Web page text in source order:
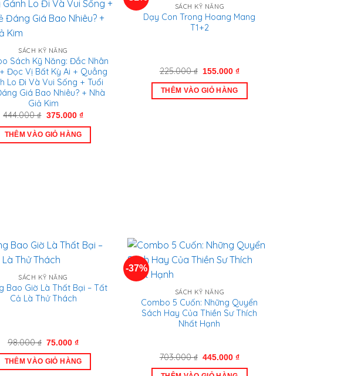
SÁCH KỸ NĂNG
Sách Kỹ Năng: Đắc Nhân
Đọc Vị Bất Kỳ Ai + Quẳng
Lo Đi Và Vui Sống + Tuổi
Giá Bao Nhiêu? + Nhà
Giả Kim
444.000₫ Giá
là:
444.000 ₫.
375.000 ₫Giá
THÊM VÀO GIỎ HÀNG
SÁCH KỸ NĂNG
Dạy Con Trong Hoang Mang
T1+2
225.000₫ Giá
là:
225.000 ₫.
155.000₫Giá
THÊM VÀO GIỎ HÀNG
SÁCH KỸ NĂNG
Bao Giờ Là Thất Bại – Tất
Cả Là Thử Thách
98.000₫ Giá
là:
98.000 ₫.
75.000₫Giá
tại
là:
THÊM VÀO GIỎ HÀNG
-37%
SÁCH KỸ NĂNG
Combo 5 Cuốn: Những Quyển
Sách Hay Của Thiền Sư Thích
Nhất Hạnh
703.000₫ Giá
là:
445.000₫Giá